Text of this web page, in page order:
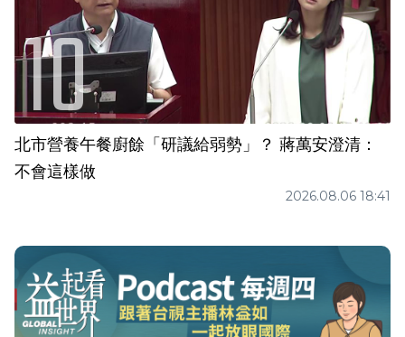
北市營養午餐廚餘「研議給弱勢」？ 蔣萬安澄清：
不會這樣做
2026.08.06 18:41